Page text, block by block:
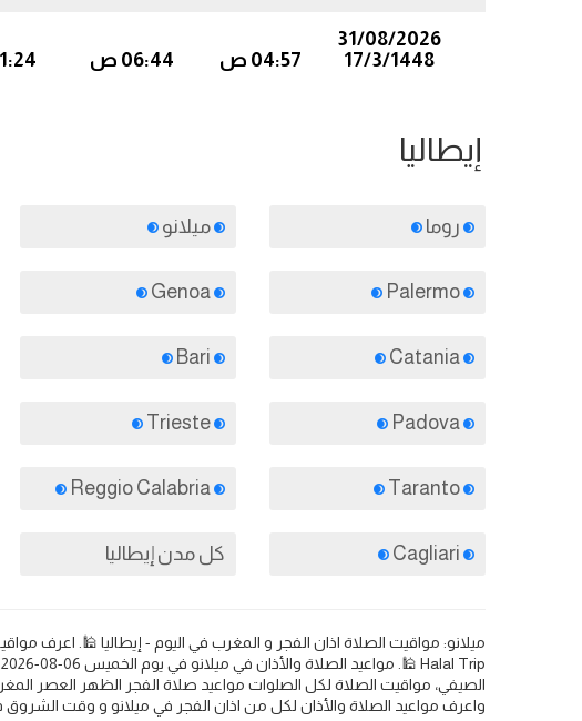
31/08/2026
17/3/1448
04:57 ص 06:44 ص
إيطاليا
روما ميلانو
كل مدن إيطاليا
الصيفي، مواقيت الصلاة لكل الصلوات مواعيد صلاة الفجر الظهر العصر
واعرف مواعيد الصلاة والأذان لكل من اذان الفجر في ميلانو و وقت الشروق